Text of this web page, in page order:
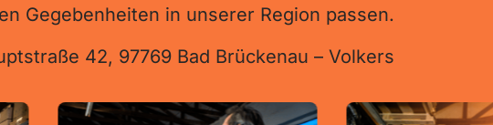
Gegebenheiten in unserer Region passen.
42, 97769 Bad Brückenau – Volkers